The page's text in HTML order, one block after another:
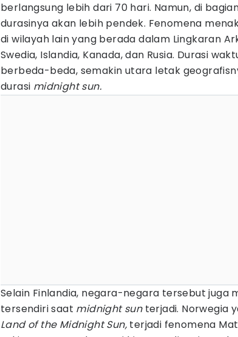
berlangsung lebih dari 70 hari. Namun, di
durasinya akan lebih pendek. Fenomena
di wilayah lain yang berada dalam Lingkaran
Swedia, Islandia, Kanada, dan Rusia. Durasi
berbeda-beda, semakin utara letak
durasi midnight sun.
Selain Finlandia, negara-negara tersebut juga
tersendiri saat midnight sunterjadi. Norwegia
Land of the Midnight Sun, terjadi fenomena